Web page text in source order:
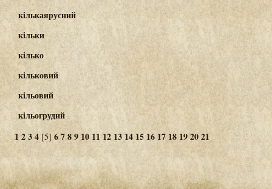
кількаярусний
кільки
кілько
кільковий
кільовий
кільогрудий
1234 [5] 6789 10 11 12 1314 1516 17 18 192021